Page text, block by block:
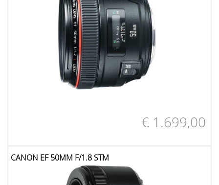
€ 1.699,00
CANON EF 50MM F/1.8 STM